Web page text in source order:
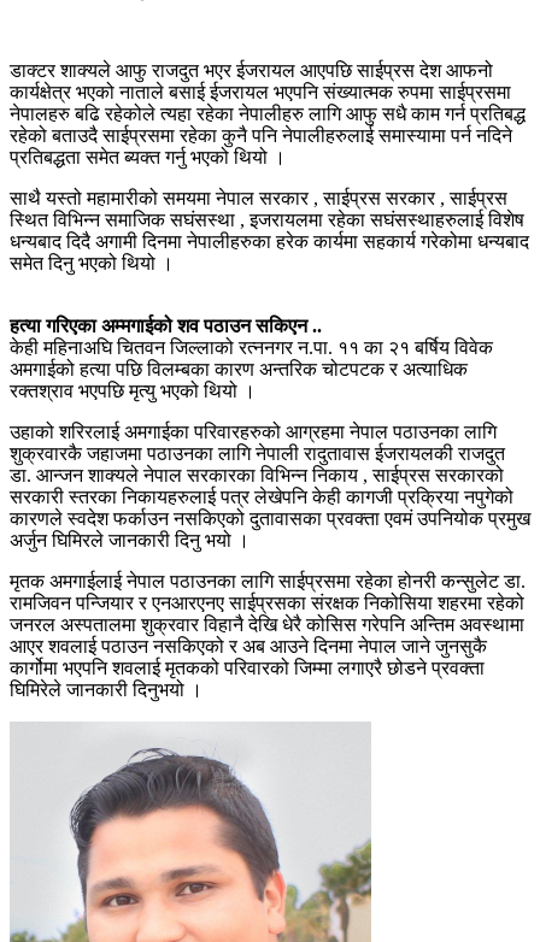
डाक्टर शाक्यले आफु राजदुत भएर ईजरायल आएपछि साईप्रस देश आफनो
कार्यक्षेत्र भएको नाताले बसाई ईजरायल भएपनि संख्यात्मक रुपमा साईप्रसमा
नेपालहरु बढि रहेकोले त्यहा रहेका नेपालीहरु लागि आफु सधै काम गर्न प्रतिबद्ध
रहेको बताउदै साईप्रसमा रहेका कुनै पनि नेपालीहरुलाई समास्यामा पर्न नदिने
प्रतिबद्धता समेत ब्यक्त गर्नु भएको थियो ।
साथै यस्तो महामारीको समयमा नेपाल सरकार , साईप्रस सरकार , साईप्रस
स्थित विभिन्न समाजिक सघंसस्था , इजरायलमा रहेका सघंसस्थाहरुलाई विशेष
धन्यबाद दिदै अगामी दिनमा नेपालीहरुका हरेक कार्यमा सहकार्य गरेकोमा धन्यबाद
समेत दिनु भएको थियो ।
हत्या गरिएका अम्मगाईको शव पठाउन सकिएन ..
केही महिनाअघि चितवन जिल्लाको रत्ननगर न.पा. ११ का २१ बर्षिय विवेक
अमगाईको हत्या पछि विलम्बका कारण अन्तरिक चोटपटक र अत्याधिक
रक्तश्राव भएपछि मृत्यु भएको थियो ।
उहाको शरिरलाई अमगाईका परिवारहरुको आग्रहमा नेपाल पठाउनका लागि
शुक्रवारकै जहाजमा पठाउनका लागि नेपाली रादुतावास ईजरायलकी राजदुत
डा. आन्जन शाक्यले नेपाल सरकारका विभिन्न निकाय , साईप्रस सरकारको
सरकारी स्तरका निकायहरुलाई पत्र लेखेपनि केही कागजी प्रक्रिया नपुगेको
कारणले स्वदेश फर्काउन नसकिएको दुतावासका प्रवक्ता एवमं उपनियोक प्रमुख
अर्जुन घिमिरले जानकारी दिनु भयो ।
मृतक अमगाईलाई नेपाल पठाउनका लागि साईप्रसमा रहेका होनरी कन्सुलेट डा.
रामजिवन पन्जियार र एनआरएनए साईप्रसका संरक्षक निकोसिया शहरमा रहेको
जनरल अस्पतालमा शुक्रवार विहानै देखि धेरै कोसिस गरेपनि अन्तिम अवस्थामा
आएर शवलाई पठाउन नसकिएको र अब आउने दिनमा नेपाल जाने जुनसुकै
कार्गोमा भएपनि शवलाई मृतकको परिवारको जिम्मा लगाएरै छोडने प्रवक्ता
घिमिरेले जानकारी दिनुभयो ।